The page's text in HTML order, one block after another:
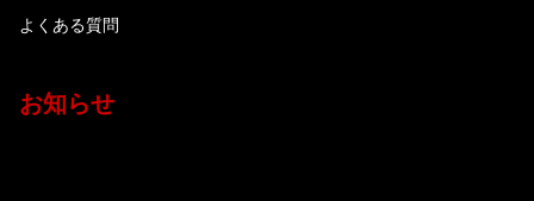
よくある質問
お知らせ